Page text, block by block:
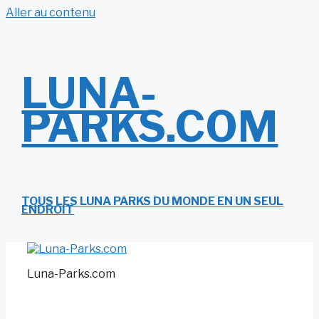
Aller au contenu
LUNA-
PARKS.COM
TOUS LES LUNA PARKS DU MONDE EN UN SEUL
ENDROIT
Luna-Parks.com